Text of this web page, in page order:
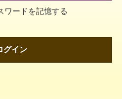
ワードを記憶する
グイン